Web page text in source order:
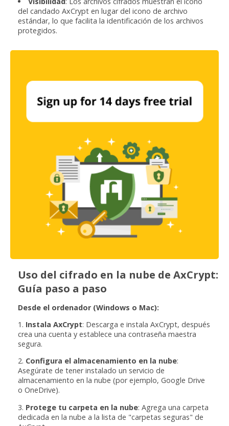
del candado AxCrypt en lugar del icono de archivo
estándar, lo que facilita la identificación de los archivos
protegidos.
Uso del cifrado en la nube de AxCrypt:
Guía paso a paso
Desde el ordenador (Windows o Mac):
1. Instala AxCrypt: Descarga e instala AxCrypt, después
crea una cuenta y establece una contraseña maestra
segura.
2. Configura el almacenamiento en la nube:
Asegúrate de tener instalado un servicio de
almacenamiento en la nube (por ejemplo, Google Drive
o OneDrive).
3. Protege tu carpeta en la nube: Agrega una carpeta
dedicada en la nube a la lista de "carpetas seguras" de